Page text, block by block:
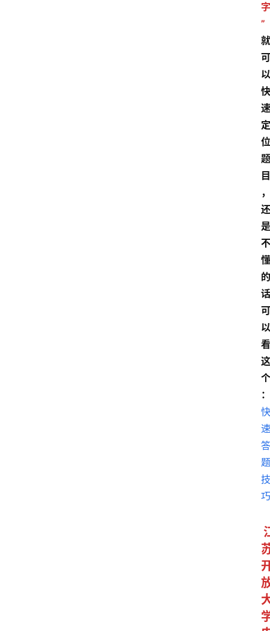
字
”
就
可
以
快
速
定
位
题
目
，
还
是
不
懂
的
话
可
以
看
这
个
：
快
速
答
题
技
巧